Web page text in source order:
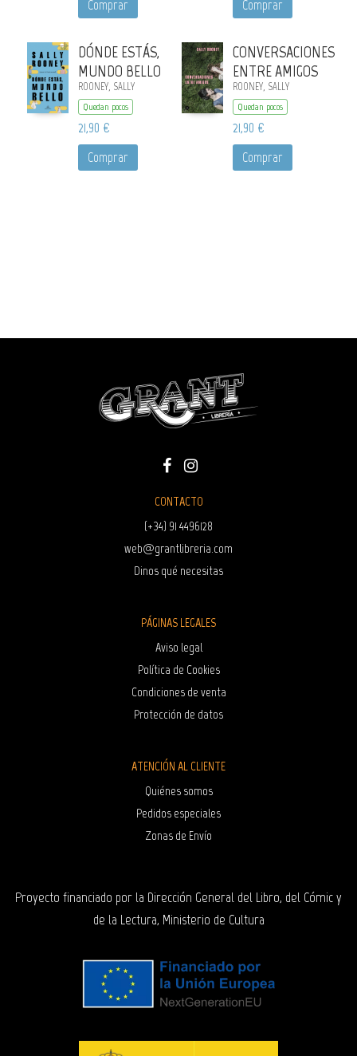
Comprar Comprar
DÓNDE ESTÁS,
MUNDO BELLO
ROONEY, SALLY
Quedan pocos
21,90 €
Comprar
CONVERSACIONES
ENTRE AMIGOS
ROONEY, SALLY
Quedan pocos
21,90 €
Comprar
CONTACTO
(+34) 91 4496128
web@grantlibreria.com
Dinos qué necesitas
PÁGINAS LEGALES
Aviso legal
Política de Cookies
Condiciones de venta
Protección de datos
ATENCIÓN AL CLIENTE
Quiénes somos
Pedidos especiales
Zonas de Envío
Proyecto financiado por la Dirección General del Libro, del Cómic y
de la Lectura, Ministerio de Cultura